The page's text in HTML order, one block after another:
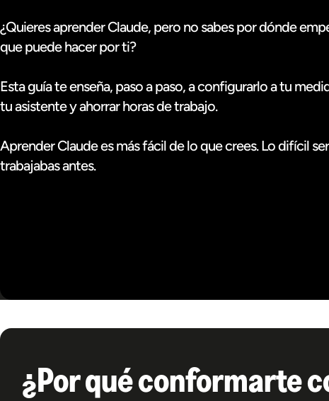
¿Quieres aprender Claude, pero no sabes por dónde
que puede hacer por ti?
Esta guía te enseña, paso a paso, a configurarlo a tu
tu asistente y ahorrar horas de trabajo.
Aprender Claude es más fácil de lo que crees. Lo difícil
trabajabas antes.
¿Por qué conformarte